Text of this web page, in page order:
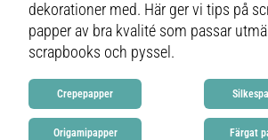
dekorationer med. Här ger vi tips på
papper av bra kvalité som passar
scrapbooks och pyssel.
Crepepapper
Origamipapper Färgat